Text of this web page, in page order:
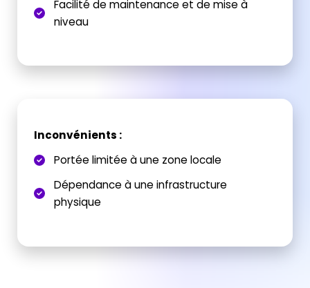
Facilité de maintenance et de mise à
niveau
Inconvénients :
Portée limitée à une zone locale
Dépendance à une infrastructure
physique